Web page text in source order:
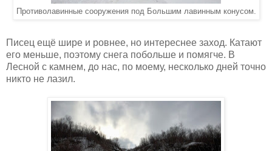
Противолавинные сооружения под Большим лавинным конусом.
Писец ещё шире и ровнее, но интереснее заход. Катают
его меньше, поэтому снега побольше и помягче. В
Лесной с камнем, до нас, по моему, несколько дней точно
никто не лазил.